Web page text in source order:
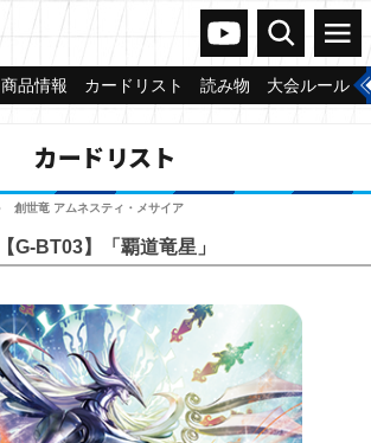
ヴァンガードch
検索 メニュー
商品情報 カードリスト 読み物 大会ルール
カードリスト
創世竜 アムネスティ・メサイア
【G-BT03】「覇道竜星」